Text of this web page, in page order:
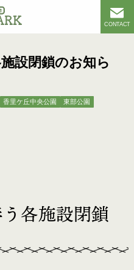
CONTACT
設閉鎖のお知ら
香里ケ丘中央公園
東部公園
各施設閉鎖